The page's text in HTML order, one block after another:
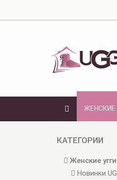
ЖЕНСКИЕ
КАТЕГОРИИ
Женские угги
Новинки